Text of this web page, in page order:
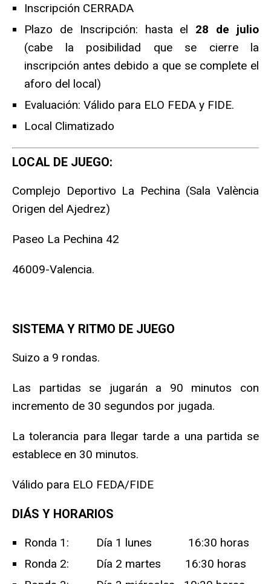
Inscripción CERRADA
Plazo de Inscripción: hasta el 28 de julio
(cabe la posibilidad que se cierre la
inscripción antes debido a que se complete el
aforo del local)
Evaluación: Válido para ELO FEDA y FIDE.
Local Climatizado
LOCAL DE JUEGO:
Complejo Deportivo La Pechina (Sala València
Origen del Ajedrez)
Paseo La Pechina 42
46009-Valencia.
SISTEMA Y RITMO DE JUEGO
Suizo a 9 rondas.
Las partidas se jugarán a 90 minutos con
incremento de 30 segundos por jugada.
La tolerancia para llegar tarde a una partida se
establece en 30 minutos.
Válido para ELO FEDA/FIDE
DIÁS Y HORARIOS
Ronda 1: Día 1 lunes 16:30 horas
Ronda 2: Día 2 martes 16:30 horas